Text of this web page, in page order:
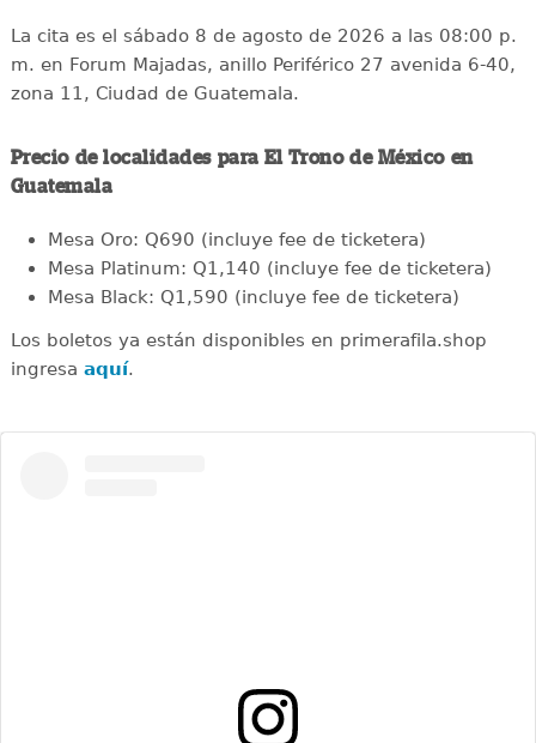
La cita es el sábado 8 de agosto de 2026 a las 08:00 p.
m. en Forum Majadas, anillo Periférico 27 avenida 6-40,
zona 11, Ciudad de Guatemala.
Precio de localidades para El Trono de México en
Guatemala
Mesa Oro: Q690 (incluye fee de ticketera)
Mesa Platinum: Q1,140 (incluye fee de ticketera)
Mesa Black: Q1,590 (incluye fee de ticketera)
Los boletos ya están disponibles en primerafila.shop
ingresa aquí.